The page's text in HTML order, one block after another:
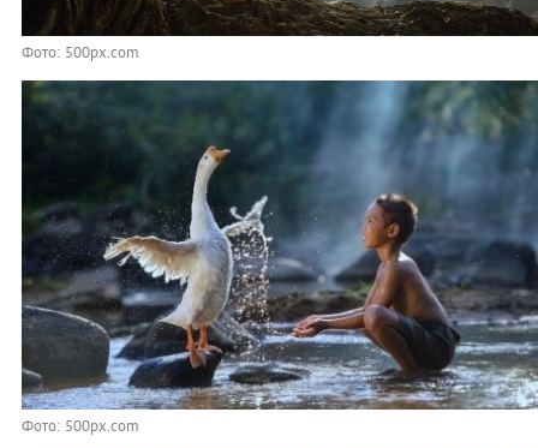
Фото: 500px.com
Фото: 500px.com